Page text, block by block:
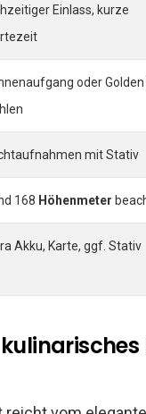
Einlass, kurze
oder Golden
mit Stativ
168 Höhenmeter
Akku, Karte, ggf. Stativ